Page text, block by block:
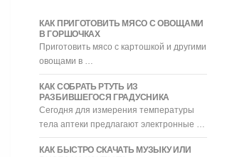
КАК ПРИГОТОВИТЬ МЯСО С ОВОЩАМИ
В ГОРШОЧКАХ
Приготовить мясо с картошкой и другими
овощами в …
КАК СОБРАТЬ РТУТЬ ИЗ
РАЗБИВШЕГОСЯ ГРАДУСНИКА
Сегодня для измерения температуры
тела аптеки предлагают электронные …
КАК БЫСТРО СКАЧАТЬ МУЗЫКУ ИЛИ